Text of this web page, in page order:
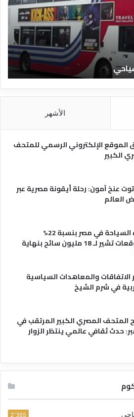
الأشهر
الموقع الإلكتروني الرسمي للمتحف
الكبير
عنخ آمون: رحلة أيقونة مصرية عبر
العالم
زيادة السياحة في مصر بنسبة 22%
والتوقعات تشير لـ 18 مليون سائح بنهاية
والمعاهدات السياسية
في شرم الشيخ
المتحف المصري الكبير المرتقب في
حدث ثقافي عالمي ينتظر الزوار
2٬355